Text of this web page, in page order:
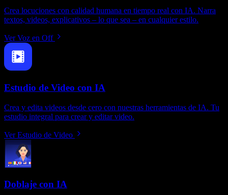
Crea locuciones con calidad humana en tiempo real con IA. Narra
textos, videos, explicativos – lo que sea – en cualquier estilo.
Ver Voz en Off
Estudio de Video con IA
Crea y edita videos desde cero con nuestras herramientas de IA. Tu
estudio integral para crear y editar video.
Ver Estudio de Video
Doblaje con IA